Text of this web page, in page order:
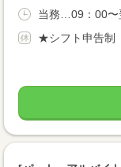
当務…09：00〜
★シフト申告制